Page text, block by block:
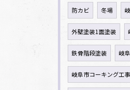
防カビ 冬場
外壁塗装1面塗装
鉄骨階段塗装 岐
岐阜市コーキング工事